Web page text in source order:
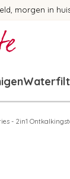
morgen in
- 2in1